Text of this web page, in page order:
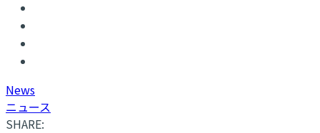
News
ニュース
SHARE: